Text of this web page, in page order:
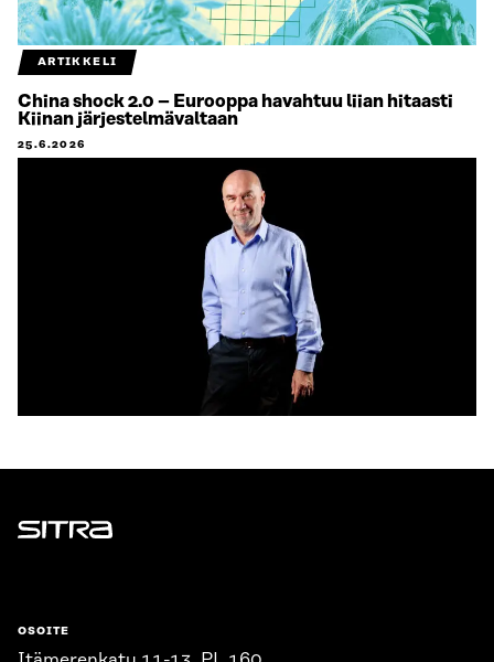
ARTIKKELI
China shock 2.0 – Eurooppa havahtuu liian hitaasti
Kiinan järjestelmävaltaan
25.6.2026
Sitra
OSOITE